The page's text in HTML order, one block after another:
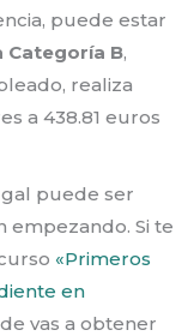
puede estar
Categoría B,
realiza
a 438.81 euros
puede ser
empezando. Si te
«Primeros
en
vas a obtener